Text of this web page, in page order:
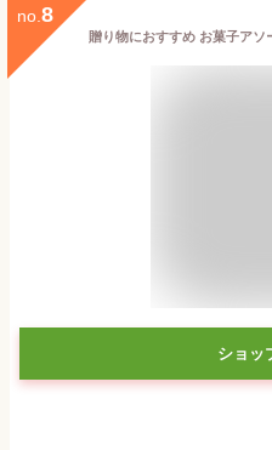
no. 8
ショッ